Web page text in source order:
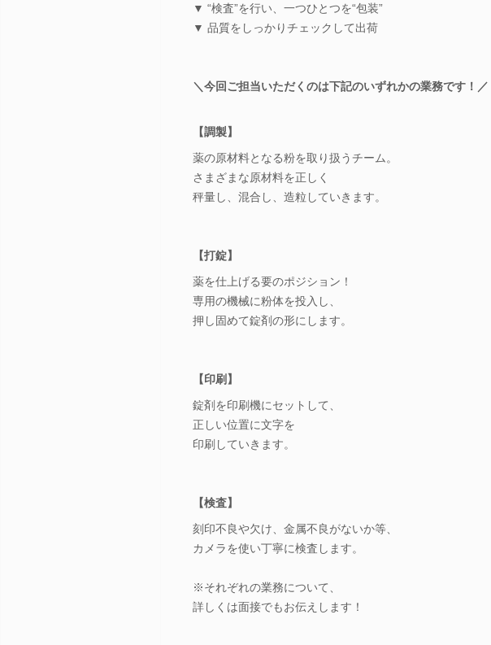
▼ “検査”を行い、一つひとつを“包装”
▼ 品質をしっかりチェックして出荷
＼今回ご担当いただくのは下記のいずれかの業務です！／
【調製】
薬の原材料となる粉を取り扱うチーム。
さまざまな原材料を正しく
秤量し、混合し、造粒していきます。
【打錠】
薬を仕上げる要のポジション！
専用の機械に粉体を投入し、
押し固めて錠剤の形にします。
【印刷】
錠剤を印刷機にセットして、
正しい位置に文字を
印刷していきます。
【検査】
刻印不良や欠け、金属不良がないか等、
カメラを使い丁寧に検査します。
※それぞれの業務について、
詳しくは面接でもお伝えします！